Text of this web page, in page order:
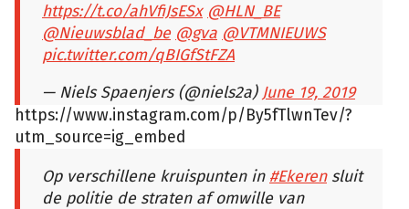
https://t.co/ahVfiJsESx @HLN_BE
@Nieuwsblad_be @gva @VTMNIEUWS
pic.twitter.com/qBIGfStFZA
— Niels Spaenjers (@niels2a) June 19, 2019
https://www.instagram.com/p/By5fTlwnTev/?
utm_source=ig_embed
Op verschillene kruispunten in #Ekerensluit
de politie de straten af omwille van